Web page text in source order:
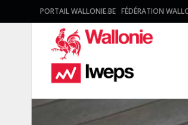
PORTAIL WALLONIE.BE FÉDÉRATION